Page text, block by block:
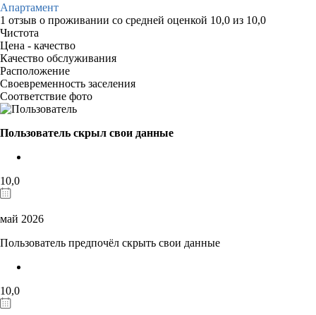
Апартамент
1 отзыв о проживании со средней оценкой 10,0 из 10,0
Чистота
Цена - качество
Качество обслуживания
Расположение
Своевременность заселения
Соответствие фото
Пользователь скрыл свои данные
10,0
май 2026
Пользователь предпочёл скрыть свои данные
10,0